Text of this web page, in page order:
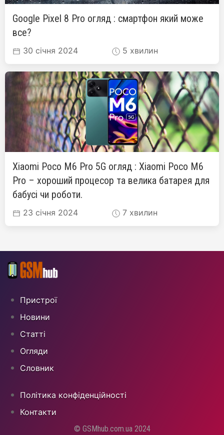
Google Pixel 8 Pro огляд : смартфон який може
все?
30 січня 2024 5 хвилин
Xiaomi Poco M6 Pro 5G огляд : Xiaomi Poco M6
Pro – хороший процесор та велика батарея для
бабусі чи роботи.
23 січня 2024 7 хвилин
Пристрої
Новини
Статті
Огляди
Cловник
Політика конфіденційності
Контакти
© GSMhub.com.ua 2024